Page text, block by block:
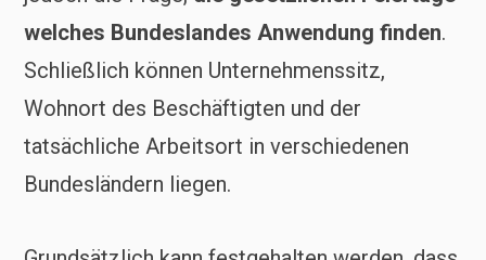
welches Bundeslandes Anwendung finden.
Schließlich können Unternehmenssitz,
Wohnort des Beschäftigten und der
tatsächliche Arbeitsort in verschiedenen
Bundesländern liegen.